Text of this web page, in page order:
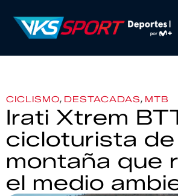
CICLISMO, DESTACADAS, MTB
Irati Xtrem
cicloturista de
montaña que
el medio